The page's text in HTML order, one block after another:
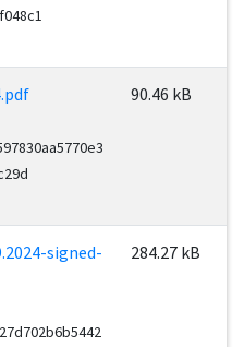
90.46 kB
signed-
284.27 kB